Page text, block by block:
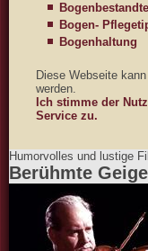
Bogen-
Bogenhaltung
Diese Webseite
werden.
Ich stimme der
Service zu.
Humorvolles und lustige
Berühmte